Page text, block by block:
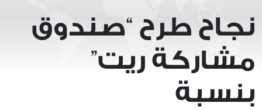
نجاح طرح “صندوق
مشاركة ريت”
بنسبة